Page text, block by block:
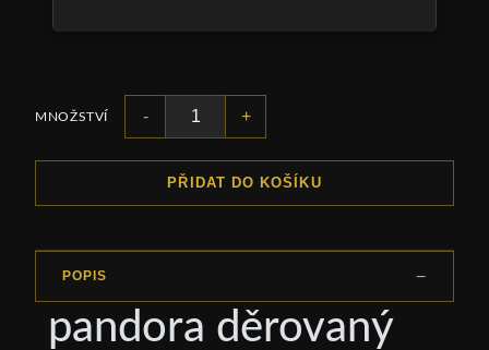
MNOŽSTVÍ - +
PŘIDAT DO KOŠÍKU
POPIS
pandora děrovaný